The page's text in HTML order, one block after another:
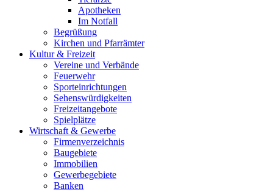
Apotheken
Im Notfall
Begrüßung
Kirchen und Pfarrämter
Kultur & Freizeit
Vereine und Verbände
Feuerwehr
Sporteinrichtungen
Sehenswürdigkeiten
Freizeitangebote
Spielplätze
Wirtschaft & Gewerbe
Firmenverzeichnis
Baugebiete
Immobilien
Gewerbegebiete
Banken